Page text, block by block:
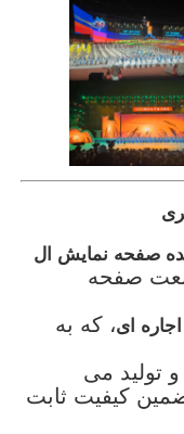
صفحه نمایش ال
صفحه
، که به
تولید می
کیفیت ثابت